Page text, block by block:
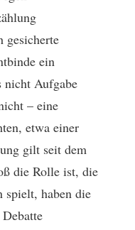
gesicherte
ein
nicht Aufgabe
– eine
etwa einer
gilt seit dem
die Rolle ist, die
spielt, haben die